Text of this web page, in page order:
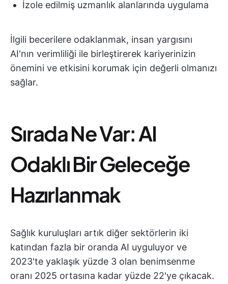
İzole edilmiş uzmanlık alanlarında uygulama
İlgili becerilere odaklanmak, insan yargısını
AI'nın verimliliği ile birleştirerek kariyerinizin
önemini ve etkisini korumak için değerli olmanızı
sağlar.
Sırada Ne Var: AI
Odaklı Bir Geleceğe
Hazırlanmak
Sağlık kuruluşları artık diğer sektörlerin iki
katından fazla bir oranda AI uyguluyor ve
2023'te yaklaşık yüzde 3 olan benimsenme
oranı 2025 ortasına kadar yüzde 22'ye çıkacak.